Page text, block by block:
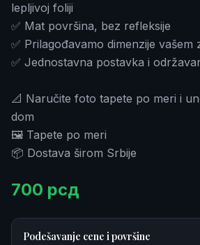
lepljivoj foliji
✅ Mat površina, bez refleksije
✅ Prilagođavamo dimenzije vašem
✅ Jednostavna postavka i
📐 Naručite foto tapete po meri i
dom
🖼️ Tapete po meri
📦 Dostava širom Srbije
700 рсд
Podešavanje cene i površine